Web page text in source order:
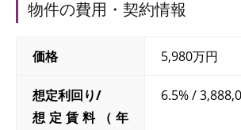
物件の費用・契約情報
価格 5,980万円
想定利回り/
想定賃料（年
6.5% /